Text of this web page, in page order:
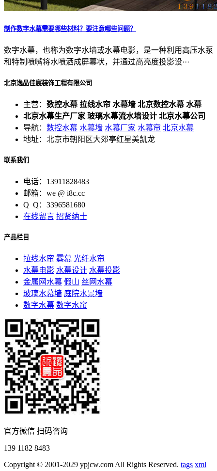
制作数字水幕需要哪些材料？要注意哪些问题？
数字水幕，也称为数字水墙或水幕电影，是一种利用高压水泵
和特制喷嘴将水喷洒成屏幕状，并通过高亮度投影设···
北京逸品佳宸装饰工程有限公司
主营： 数控水幕 拉线水帘 水幕墙 北京数控水幕 水幕
北京水幕生产厂家 玻璃水幕流水墙设计 北京水幕公司
导航： 数控水幕 水幕墙 水幕厂家 水幕帘 北京水幕
地址：北京市朝阳区大郊亭红星美凯龙
联系我们
电话：13911828483
邮箱：we @ i8c.cc
Q Q：3396581680
在线留言 招贤纳士
产品栏目
拉线水帘 雾幕 光纤水帘
水幕电影 水幕设计 水幕投影
金属网水幕 假山 丝网水幕
玻璃水幕墙 庭院水景墙
数字水幕 数字水帘
官方微信 扫码咨询
139 1182 8483
Copyright © 2001-2029 ypjcw.com All Rights Reserved. tags xml